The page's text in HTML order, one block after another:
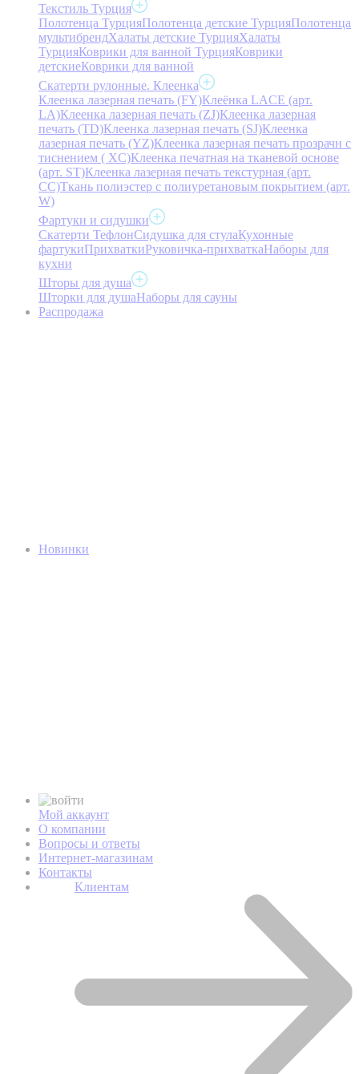
Текстиль Турция
Полотенца ТурцияПолотенца детские ТурцияПолотенца
мультибрендХалаты детские ТурцияХалаты
ТурцияКоврики для ванной ТурцияКоврики
детскиеКоврики для ванной
Скатерти рулонные. Клеенка
Клеенка лазерная печать (FY)Клеёнка LACE (арт.
LA)Клеенка лазерная печать (ZJ)Клеенка лазерная
печать (TD)Клеенка лазерная печать (SJ)Клеенка
лазерная печать (YZ)Клеенка лазерная печать прозрачн с
тиснением ( XC)Клеенка печатная на тканевой основе
(арт. ST)Клеенка лазерная печать текстурная (арт.
CC)Ткань полиэстер с полиуретановым покрытием (арт.
W)
Фартуки и сидушки
Скатерти ТефлонСидушка для стулаКухонные
фартукиПрихваткиРуковичка-прихваткаНаборы для
кухни
Шторы для душа
Шторки для душаНаборы для сауны
Распродажа
Новинки
Мой аккаунт
О компании
Вопросы и ответы
Интернет-магазинам
Контакты
Клиентам